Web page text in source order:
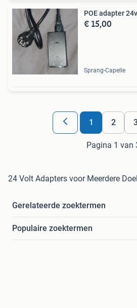
POE adapter
€ 15,00
Sprang-Capelle
1 2
Pagina 1 van
24 Volt Adapters voor Meerdere
Gerelateerde zoektermen
Populaire zoektermen